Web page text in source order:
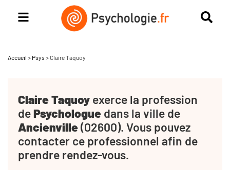
Accueil > Psys >Claire Taquoy
Claire Taquoy exerce la profession
dePsychologue dans la ville de
Ancienville(02600). Vous pouvez
contacter ce professionnel afin de
prendre rendez-vous.